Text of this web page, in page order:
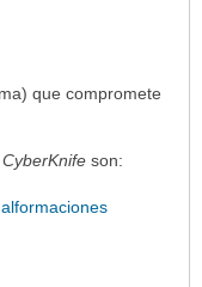
que compromete
CyberKnifeson: